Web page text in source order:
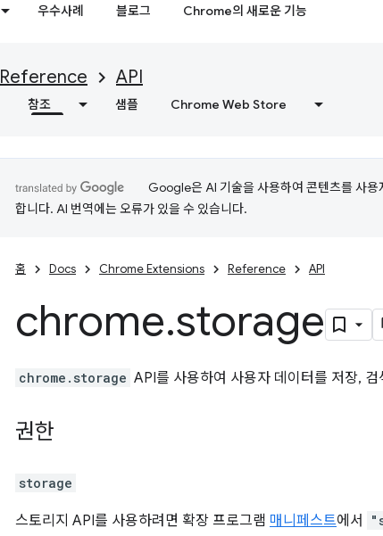
우수사례 블로그 Chrome의 새로운 기능
Reference API
참조 샘플 Chrome Web Store
Google은 AI 기술을 사용하여 콘텐츠를 사용
합니다. AI 번역에는 오류가 있을 수 있습니다.
홈 Docs Chrome Extensions Reference API
chrome.storage
chrome.storage API를 사용하여 사용자 데이터를 저장, 검
권한
storage
스토리지 API를 사용하려면 확장 프로그램 매니페스트에서